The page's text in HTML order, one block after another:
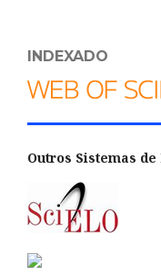
INDEXADO
Outros Sistemas